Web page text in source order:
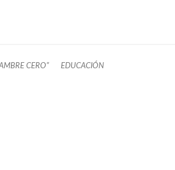
CERO” EDUCACIÓN